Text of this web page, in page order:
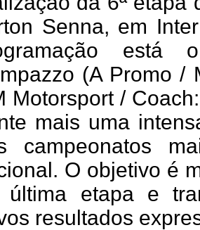
Senna, em
está
(A Promo /
Motorsport /
mais uma
campeonatos
O objetivo é
última etapa e
resultados